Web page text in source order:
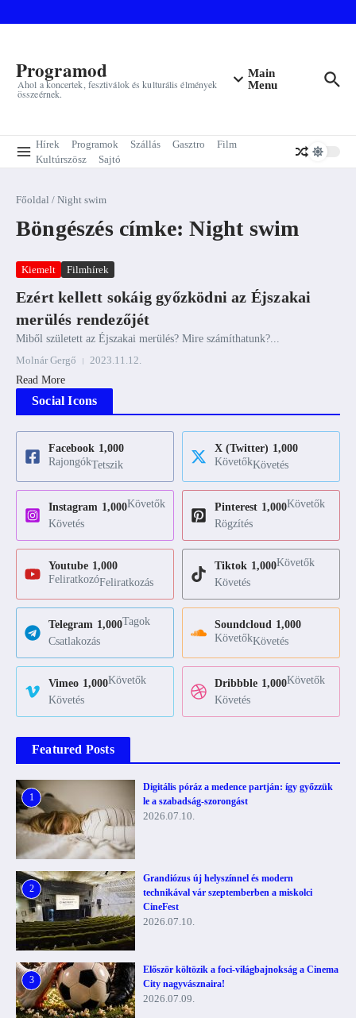
Programod
Ahol a koncertek, fesztiválok és kulturális élmények
összeérnek.
Main
Menu
Hírek Programok Szállás Gasztro
Film
Kultúrszösz
Sajtó
Főoldal / Night swim
Böngészés címke: Night swim
Kiemelt Filmhírek
Ezért kellett sokáig győzködni az Éjszakai
merülés rendezőjét
Miből született az Éjszakai merülés? Mire számíthatunk?...
Molnár Gergő
2023.11.12.
Read More
Social Icons
Facebook 1,000
RajongókTetszik
X (Twitter) 1,000
KövetőkKövetés
Instagram 1,000Követők
Követés
Pinterest 1,000Követők
Rögzítés
Youtube 1,000
FeliratkozóFeliratkozás
Tiktok 1,000Követők
Követés
Telegram 1,000Tagok
Csatlakozás
Soundcloud 1,000
KövetőkKövetés
Vimeo 1,000Követők
Követés
Dribbble 1,000Követők
Követés
Featured Posts
1
Digitális póráz a medence partján: így győzzük
le a szabadság-szorongást
2026.07.10.
2
Grandiózus új helyszínnel és modern
technikával vár szeptemberben a miskolci
CineFest
2026.07.10.
3
Először költözik a foci-világbajnokság a Cinema
City nagyvásznaira!
2026.07.09.